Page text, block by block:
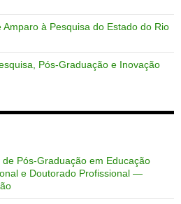
Pós-Graduação e Inovação
Pós-Graduação em Educação
e Doutorado Profissional —